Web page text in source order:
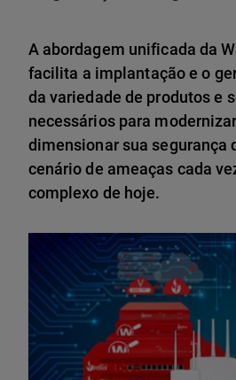
A abordagem unificada da
facilita a implantação e o
da variedade de produtos e
necessários para
dimensionar sua segurança
cenário de ameaças cada
complexo de hoje.